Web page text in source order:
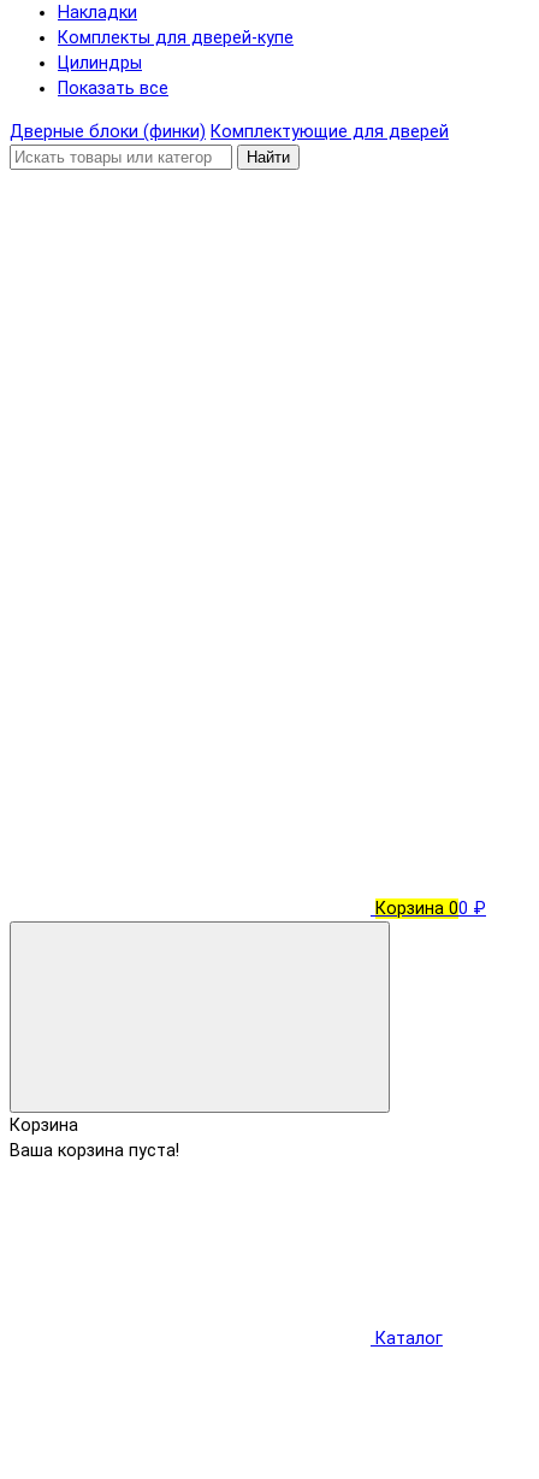
Накладки
Комплекты для дверей-купе
Цилиндры
Показать все
Дверные блоки (финки) Комплектующие для дверей
Найти
Корзина 00 ₽
Корзина
Ваша корзина пуста!
Каталог